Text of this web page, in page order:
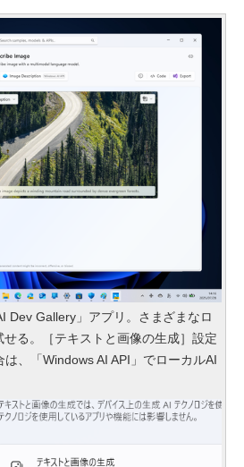
Dev Gallery」アプリ。さまざまなロ
る。［テキストと画像の生成］設定
、「Windows AI API」でローカルAI